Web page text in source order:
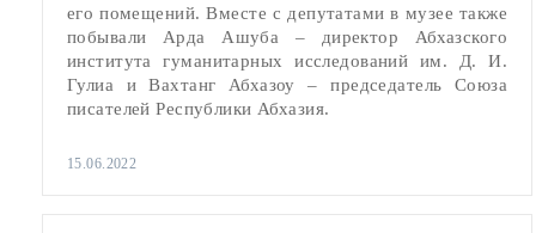
его помещений. Вместе с депутатами в музее также
побывали Арда Ашуба – директор Абхазского
института гуманитарных исследований им. Д. И.
Гулиа и Вахтанг Абхазоу – председатель Союза
писателей Республики Абхазия.
15.06.2022